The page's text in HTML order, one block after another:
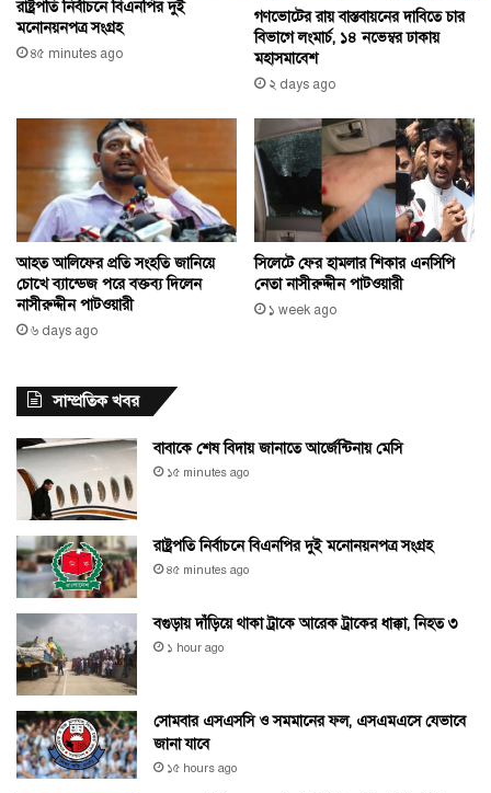
রাষ্ট্রপতি নির্বাচনে বিএনপির দুই
মনোনয়নপত্র সংগ্রহ
৪৫ minutes ago
গণভোটের রায় বাস্তবায়নের দাবিতে চার
বিভাগে লংমার্চ, ১৪ নভেম্বর ঢাকায়
মহাসমাবেশ
২ days ago
আহত আলিফের প্রতি সংহতি জানিয়ে
চোখে ব্যান্ডেজ পরে বক্তব্য দিলেন
নাসীরুদ্দীন পাটওয়ারী
৬ days ago
সিলেটে ফের হামলার শিকার এনসিপি
নেতা নাসীরুদ্দীন পাটওয়ারী
১ week ago
সাম্প্রতিক খবর
বাবাকে শেষ বিদায় জানাতে আর্জেন্টিনায় মেসি
১৫ minutes ago
রাষ্ট্রপতি নির্বাচনে বিএনপির দুই মনোনয়নপত্র সংগ্রহ
৪৫ minutes ago
বগুড়ায় দাঁড়িয়ে থাকা ট্রাকে আরেক ট্রাকের ধাক্কা, নিহত ৩
১ hour ago
সোমবার এসএসসি ও সমমানের ফল, এসএমএসে যেভাবে
জানা যাবে
১৫ hours ago